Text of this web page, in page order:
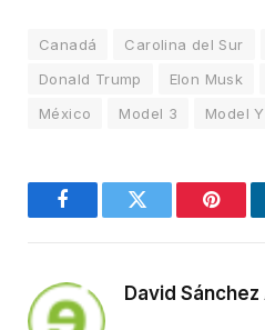
Canadá Carolina del Sur
Donald Trump
Elon Musk
México
Model 3 Model Y
FacebookTwitter
David